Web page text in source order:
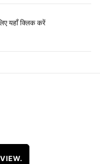
यहाँ क्लिक करें